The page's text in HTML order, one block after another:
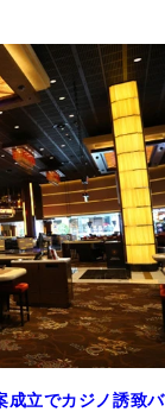
立でカジノ誘致バ